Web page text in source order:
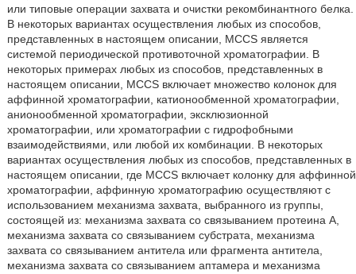
или типовые операции захвата и очистки рекомбинантного белка.
В некоторых вариантах осуществления любых из способов,
представленных в настоящем описании, MCCS является
системой периодической противоточной хроматографии. В
некоторых примерах любых из способов, представленных в
настоящем описании, MCCS включает множество колонок для
аффинной хроматографии, катионообменной хроматографии,
анионообменной хроматографии, эксклюзионной
хроматографии, или хроматографии с гидрофобными
взаимодействиями, или любой их комбинации. В некоторых
вариантах осуществления любых из способов, представленных в
настоящем описании, где MCCS включает колонку для аффинной
хроматографии, аффинную хроматографию осуществляют с
использованием механизма захвата, выбранного из группы,
состоящей из: механизма захвата со связыванием протеина A,
механизма захвата со связыванием субстрата, механизма
захвата со связыванием антитела или фрагмента антитела,
механизма захвата со связыванием аптамера и механизма